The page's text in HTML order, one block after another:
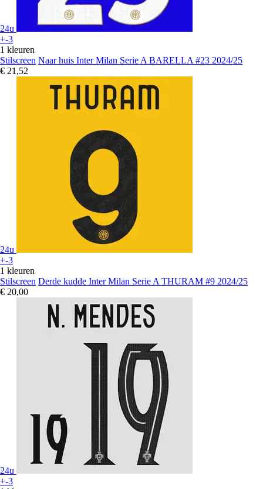
24u
+-3
1 kleuren
Stilscreen Naar huis Inter Milan Serie A BARELLA #23 2024/25
€ 21,52
24u
+-3
1 kleuren
Stilscreen Derde kudde Inter Milan Serie A THURAM #9 2024/25
€ 20,00
24u
+-3